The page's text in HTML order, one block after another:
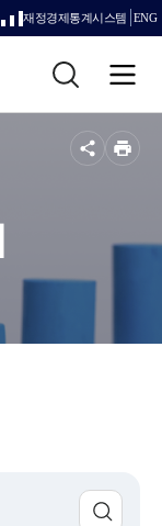
새
으
재정경제통계시스템 ENG
검
전
체
뉴
공
인